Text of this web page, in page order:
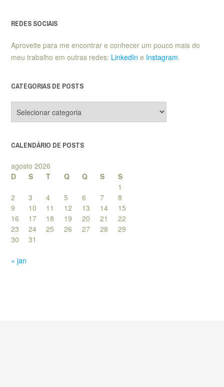
REDES SOCIAIS
Aproveite para me encontrar e conhecer um pouco mais do
meu trabalho em outras redes: LinkedIn e Instagram.
CATEGORIAS DE POSTS
de
CALENDÁRIO DE POSTS
agosto 2026
D
S T Q Q S
S
1
2
3 4 5 6 7
8
9
10 11 12 13 14
15
16
17 18 19 20 21
22
23
24 25 26 27 28
29
30
31
« jan